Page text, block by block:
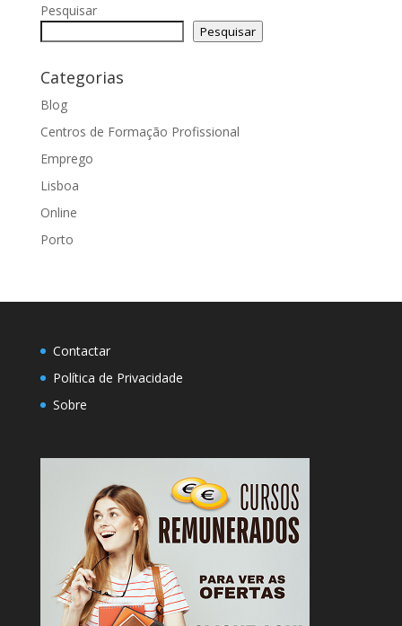
Pesquisar
Pesquisar
Categorias
Blog
Centros de Formação Profissional
Emprego
Lisboa
Online
Porto
Contactar
Política de Privacidade
Sobre